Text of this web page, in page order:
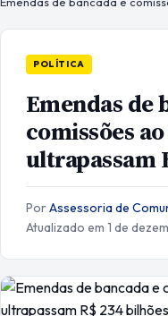
POLÍTICA
Emendas de
comissões
ultrapassam
PorAssessoria de
Atualizado em 1 de